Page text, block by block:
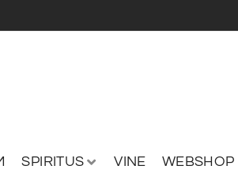
SPIRITUS VINE WEBSHOP